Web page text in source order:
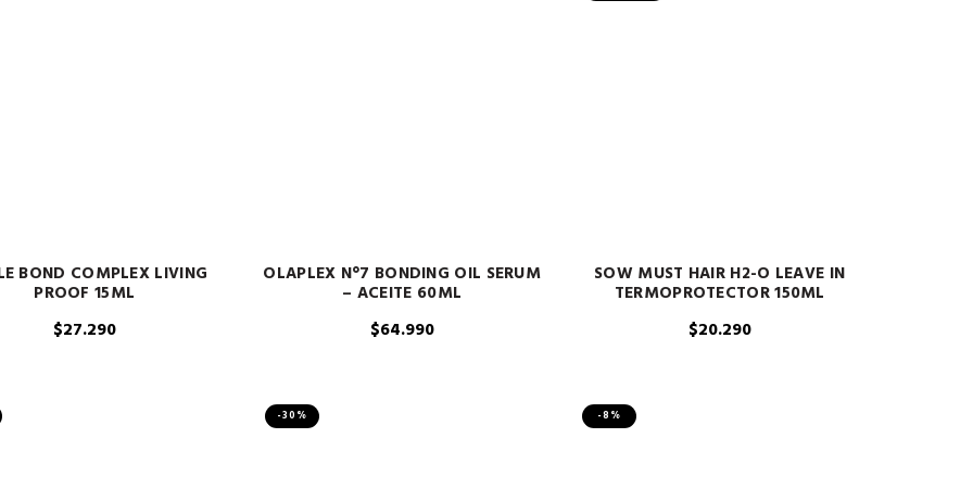
BOND COMPLEX LIVING
PROOF 15ML
$27.290
OLAPLEX N°7 BONDING OIL SERUM
– ACEITE 60ML
$64.990
SOW MUST HAIR H2-O LEAVE IN
TERMOPROTECTOR 150ML
$20.290
-30% -8%